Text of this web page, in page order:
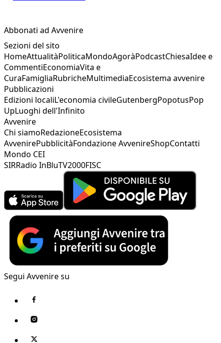
Abbonati ad Avvenire
Sezioni del sito
HomeAttualitàPoliticaMondoAgoràPodcastChiesaIdee e
CommentiEconomiaVita e
CuraFamigliaRubricheMultimediaEcosistema avvenire
Pubblicazioni
Edizioni localiL'economia civileGutenbergPopotusPop
UpLuoghi dell'Infinito
Avvenire
Chi siamoRedazioneEcosistema
AvvenirePubblicitàFondazione AvvenireShopContatti
Mondo CEI
SIRRadio InBluTV2000FISC
Segui Avvenire su